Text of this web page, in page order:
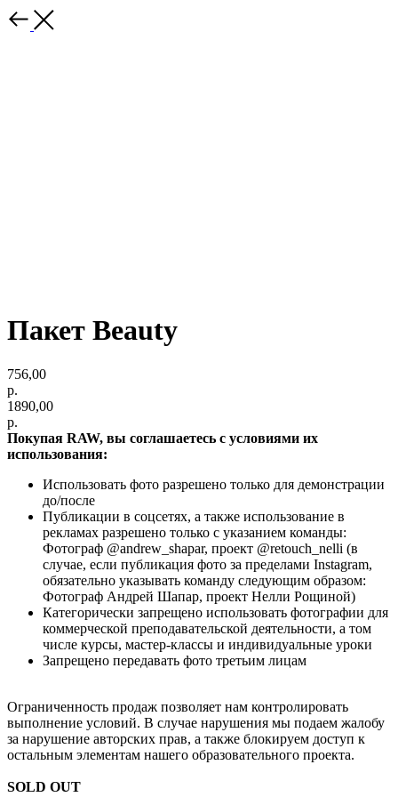
Пакет Beauty
756,00
р.
1890,00
р.
Покупая RAW, вы соглашаетесь с условиями их
использования:
Использовать фото разрешено только для демонстрации
до/после
Публикации в соцсетях, а также использование в
рекламах разрешено только с указанием команды:
Фотограф @andrew_shapar, проект @retouch_nelli (в
случае, если публикация фото за пределами Instagram,
обязательно указывать команду следующим образом:
Фотограф Андрей Шапар, проект Нелли Рощиной)
Категорически запрещено использовать фотографии для
коммерческой преподавательской деятельности, а том
числе курсы, мастер-классы и индивидуальные уроки
Запрещено передавать фото третьим лицам
Ограниченность продаж позволяет нам контролировать
выполнение условий. В случае нарушения мы подаем жалобу
за нарушение авторских прав, а также блокируем доступ к
остальным элементам нашего образовательного проекта.
SOLD OUT